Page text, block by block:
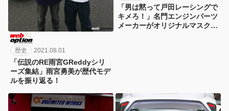
歴史 2021.08.01
「伝説のRE雨宮GReddyシリ
ーズ集結」雨宮勇美が歴代モデ
ルを振り返る！
「男は黙って戸田レーシングで
キメろ！」名門エンジンパーツ
メーカーがオリジナルマスクを